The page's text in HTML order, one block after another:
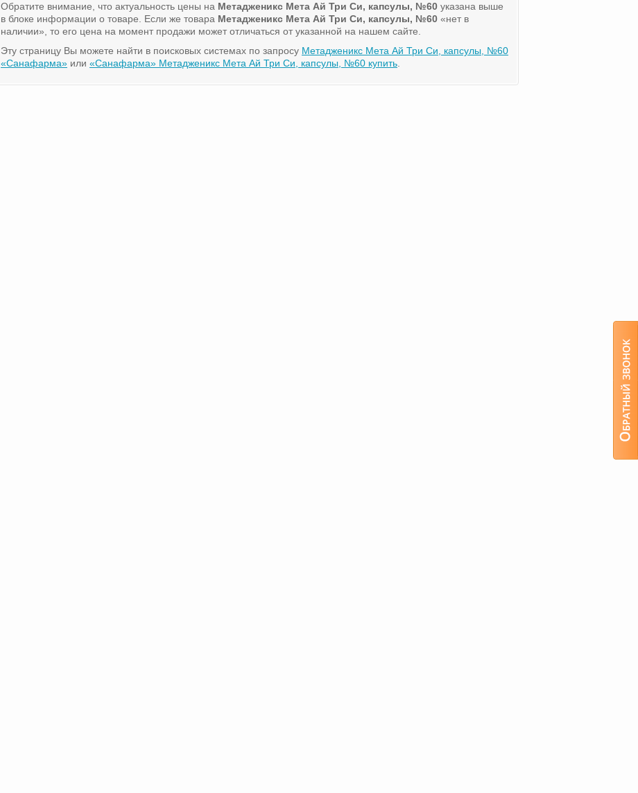
Обратите внимание, что актуальность цены на Метадженикс Мета Ай Три Си, капсулы, №60 указана выше
в блоке информации о товаре. Если же товара Метадженикс Мета Ай Три Си, капсулы, №60 «нет в
наличии», то его цена на момент продажи может отличаться от указанной на нашем сайте.
Эту страницу Вы можете найти в поисковых системах по запросу Метадженикс Мета Ай Три Си, капсулы, №60
«Санафарма» или «Санафарма» Метадженикс Мета Ай Три Си, капсулы, №60 купить